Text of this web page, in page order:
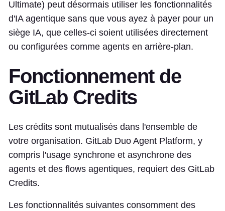
Ultimate) peut désormais utiliser les fonctionnalités
d'IA agentique sans que vous ayez à payer pour un
siège IA, que celles-ci soient utilisées directement
ou configurées comme agents en arrière-plan.
Fonctionnement de
GitLab Credits
Les crédits sont mutualisés dans l'ensemble de
votre organisation. GitLab Duo Agent Platform, y
compris l'usage synchrone et asynchrone des
agents et des flows agentiques, requiert des GitLab
Credits.
Les fonctionnalités suivantes consomment des